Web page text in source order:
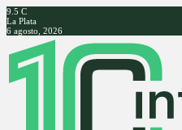
9.5 C
La Plata
6 agosto, 2026
Facebook
Twitter
Instagram
Youtube